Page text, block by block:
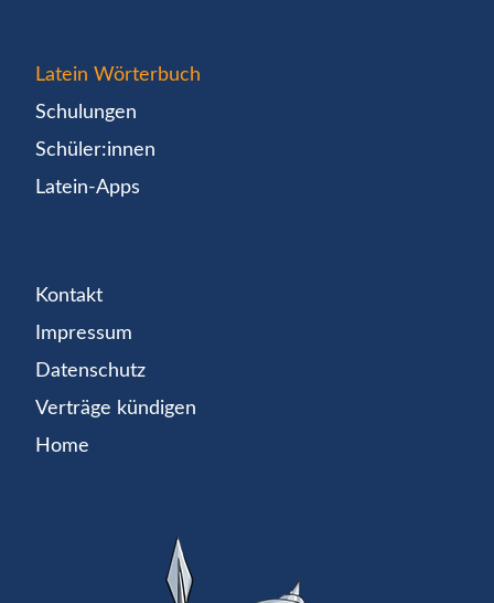
Latein Wörterbuch
Schulungen
Schüler:innen
Latein-Apps
Kontakt
Impressum
Datenschutz
Verträge kündigen
Home